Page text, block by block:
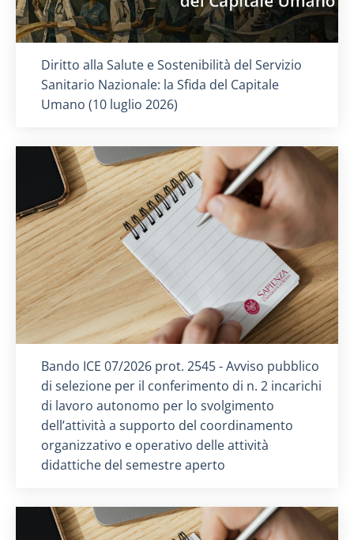
Titolo card:
Diritto alla Salute e Sostenibilità del Servizio
Sanitario Nazionale: la Sfida del Capitale
Umano (10 luglio 2026)
Titolo card:
Bando ICE 07/2026 prot. 2545 - Avviso pubblico
di selezione per il conferimento di n. 2 incarichi
di lavoro autonomo per lo svolgimento
dell’attività a supporto del coordinamento
organizzativo e operativo delle attività
didattiche del semestre aperto